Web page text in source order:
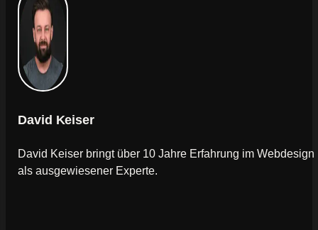
David Keiser
David Keiser bringt über 10 Jahre Erfahrung im
als ausgewiesener Experte.